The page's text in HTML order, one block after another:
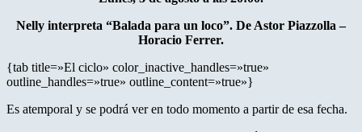
Nelly interpreta “Balada para un loco”. De Astor Piazzolla –
Horacio Ferrer.
{tab title=»El ciclo» color_inactive_handles=»true»
outline_handles=»true» outline_content=»true»}
Es atemporal y se podrá ver en todo momento a partir de esa fecha.